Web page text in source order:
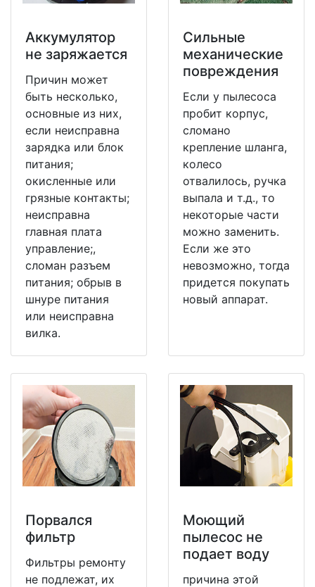
Аккумулятор
не заряжается
Причин может
быть несколько,
основные из них,
если неисправна
зарядка или блок
питания;
окисленные или
грязные контакты;
неисправна
главная плата
управление;,
сломан разъем
питания; обрыв в
шнуре питания
или неисправна
вилка.
Сильные
механические
повреждения
Если у пылесоса
пробит корпус,
сломано
крепление шланга,
колесо
отвалилось, ручка
выпала и т.д., то
некоторые части
можно заменить.
Если же это
невозможно, тогда
придется покупать
новый аппарат.
Порвался
фильтр
Фильтры ремонту
не подлежат, их
Моющий
пылесос не
подает воду
причина этой